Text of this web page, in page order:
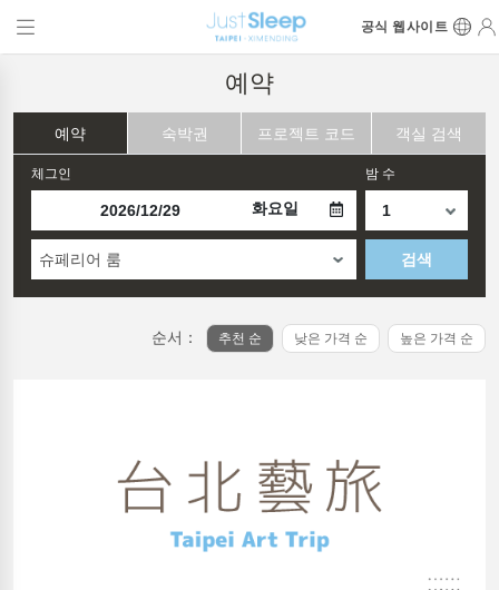
공식 웹사이트
예약
예약 숙박권 프로젝트 코드 객실 검색
체그인
화요일
밤 수
슈페리어 룸 검색
순서： 추천 순 낮은 가격 순 높은 가격 순